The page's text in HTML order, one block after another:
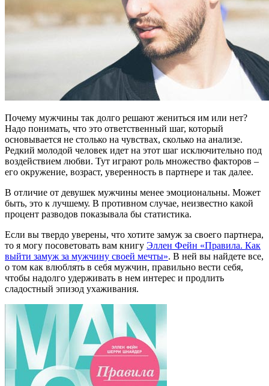
Почему мужчины так долго решают жениться им или нет?
Надо понимать, что это ответственный шаг, который
основывается не столько на чувствах, сколько на анализе.
Редкий молодой человек идет на этот шаг исключительно под
воздействием любви. Тут играют роль множество факторов –
его окружение, возраст, уверенность в партнере и так далее.
В отличие от девушек мужчины менее эмоциональны. Может
быть, это к лучшему. В противном случае, неизвестно какой
процент разводов показывала бы статистика.
Если вы твердо уверены, что хотите замуж за своего партнера,
то я могу посоветовать вам книгу Эллен Фейн «Правила. Как
выйти замуж за мужчину своей мечты». В ней вы найдете все,
о том как влюблять в себя мужчин, правильно вести себя,
чтобы надолго удерживать в нем интерес и продлить
сладостный эпизод ухаживания.